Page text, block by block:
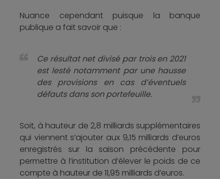
Nuance cependant puisque la banque
publique a fait savoir que :
Ce résultat net divisé par trois en 2021
est lesté notamment par une hausse
des provisions en cas d’éventuels
défauts dans son portefeuille.
Soit, à hauteur de 2,8 milliards supplémentaires
qui viennent s’ajouter aux 9,15 milliards d’euros
enregistrés sur la saison précédente pour
permettre à l’institution d’élever le poids de ce
compte à hauteur de 11,95 milliards d’euros.